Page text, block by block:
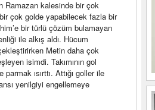
Ramazan kalesinde bir çok
çok golde yapabilecek fazla bir
bir türlü çözüm bulamayan
ile alkış aldı. Hücum
Metin daha çok
isimdi. Takımının gol
ısırttı. Attığı goller ile
yenilgiyi engellemeye